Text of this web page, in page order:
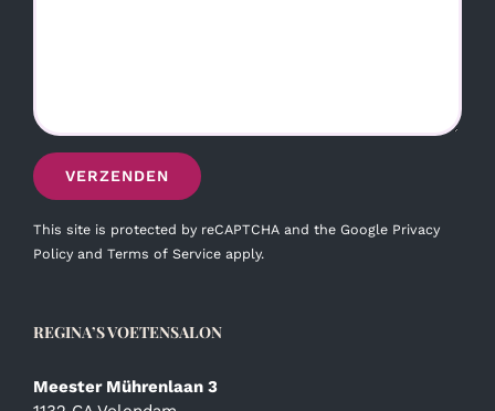
This site is protected by reCAPTCHA and the Google Privacy
Policy and Terms of Service apply.
REGINA’S VOETENSALON
Meester Mührenlaan 3